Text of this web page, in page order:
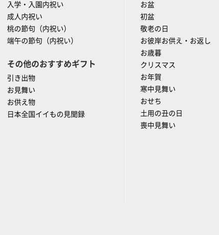
入学・入園内祝い
成人内祝い
桃の節句（内祝い）
端午の節句（内祝い）
その他のおすすめギフト
引き出物
お見舞い
お供え物
日本全国イイもの見聞録
お盆
初盆
敬老の日
お彼岸お供え・お返し
お歳暮
クリスマス
お年賀
寒中見舞い
おせち
土用の丑の日
喪中見舞い